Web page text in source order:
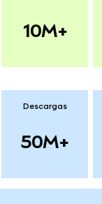
10M+
Descargas
50M+